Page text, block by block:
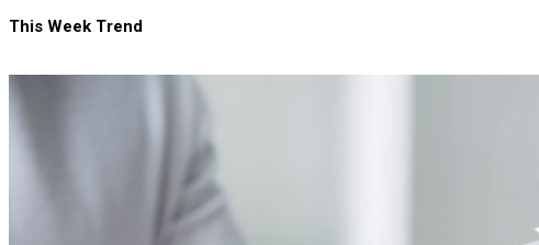
This Week Trend